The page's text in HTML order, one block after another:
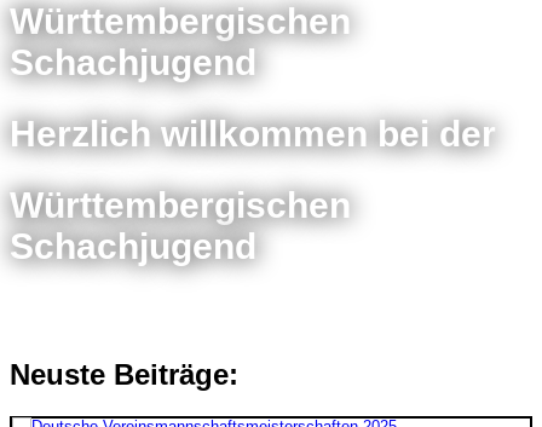
Württembergischen
Schachjugend
Herzlich willkommen bei der
Württembergischen
Schachjugend
Neuste Beiträge: